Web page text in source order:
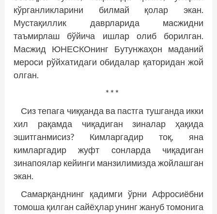
кўрганликларини билмай қолар экан.
Мустақиллик даврларида масжидни
таъмирлаш бўйича ишлар олиб борилган.
Масжид ЮНЕСКОнинг Бутунжаҳон маданий
мероси рўйхатидаги обидалар қаторидан жой
олган.
* * *
Сиз тепага чиққанда ва пастга тушганда икки
хил рақамда чиқадиган зиналар ҳақида
эшитганмисиз? Кимларгадир тоқ, яна
кимларгадир жуфт сонларда чиқадиган
зинапоялар кейинги манзилимизда жойлашган
экан.
Самарқанднинг қадимги ўрни Афросиёбни
томоша қилган сайёҳлар унинг жануб томонига